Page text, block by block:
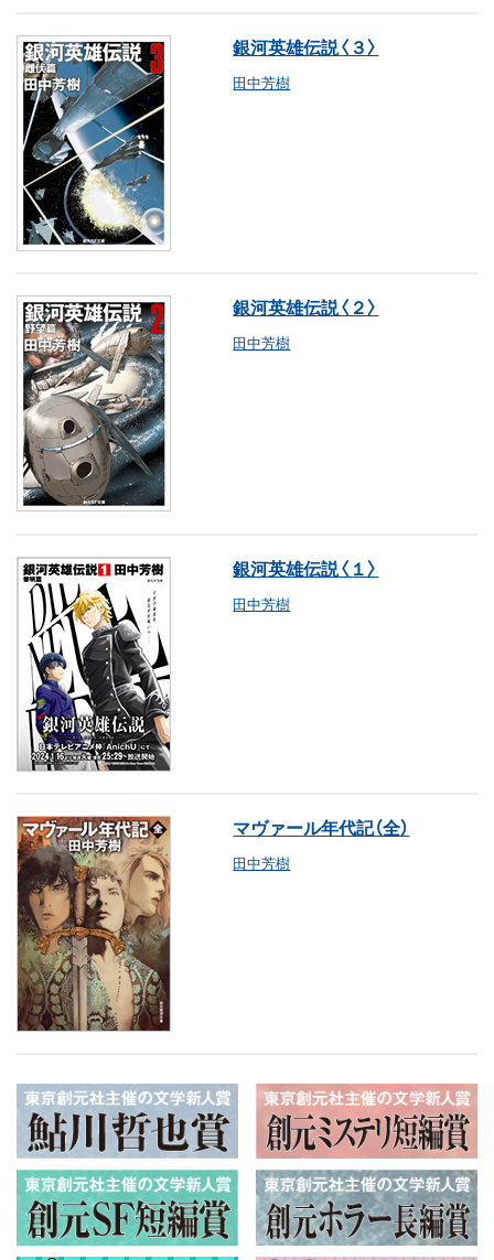
銀河英雄伝説〈３〉
田中芳樹
銀河英雄伝説〈２〉
田中芳樹
銀河英雄伝説〈１〉
田中芳樹
マヴァール年代記（全）
田中芳樹